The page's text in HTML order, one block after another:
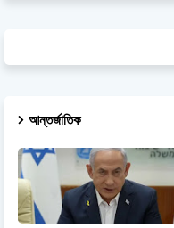
আন্তর্জাতিক